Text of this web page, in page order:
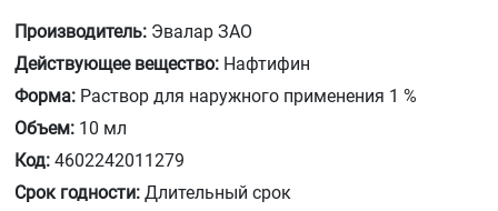
Производитель: Эвалар ЗАО
Действующее вещество: Нафтифин
Форма: Раствор для наружного применения 1 %
Объем: 10 мл
Код: 4602242011279
Срок годности: Длительный срок